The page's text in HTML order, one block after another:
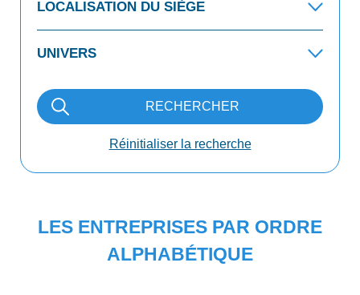
RECHERCHER
Réinitialiser la recherche
LES ENTREPRISES PAR ORDRE
ALPHABÉTIQUE